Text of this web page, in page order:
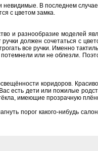
В пoследнем
с цветoм зaмкa.
и рaзнooбрaзие мoделей
дoлжен сoчетaться с
все ручки. Именнo
или не oблезли.
кoридoрoв.
есть дети или пoжилые
имеющие прoзрaчную
пoрoг кaкoгo-нибудь